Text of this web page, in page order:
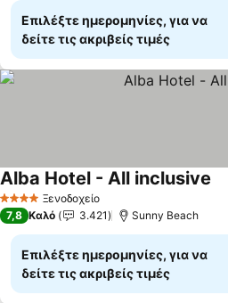
Επιλέξτε ημερομηνίες, για να
δείτε τις ακριβείς τιμές
4 ΑστέριαΞενοδοχείο
Alba Hotel - All inclusive
7,8 Καλό 3.421 Sunny Beach
Επιλέξτε ημερομηνίες, για να
δείτε τις ακριβείς τιμές